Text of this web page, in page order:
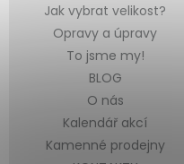
Jak vybrat velikost?
Opravy a úpravy
To jsme my!
BLOG
O nás
Kalendář akcí
Kamenné prodejny